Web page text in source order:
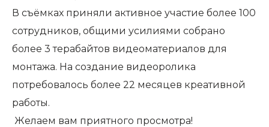
В съёмках приняли активное участие более 100
сотрудников, общими усилиями собрано
более 3 терабайтов видеоматериалов для
монтажа. На создание видеоролика
потребовалось более 22 месяцев креативной
работы.
Желаем вам приятного просмотра!